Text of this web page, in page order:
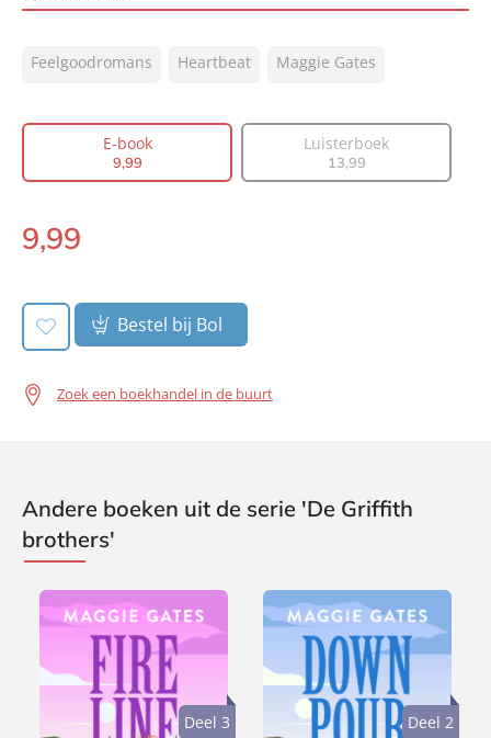
NUR:
302
Auteur(s):
Maggie Gates
Aantal pagina's:
Feelgoodromans Heartbeat Maggie Gates
E-book
9,99
Luisterboek
13,99
E-
9,99
Bestel bij Bol
Zoek een boekhandel in de buurt
Andere boeken uit de serie 'De Griffith
brothers'
Deel 3 Deel 2